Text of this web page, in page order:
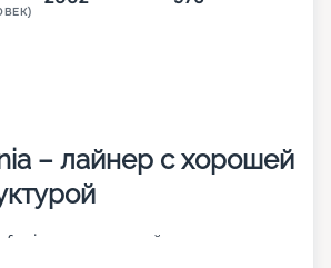
– лайнер с хорошей
– это второй из круизных